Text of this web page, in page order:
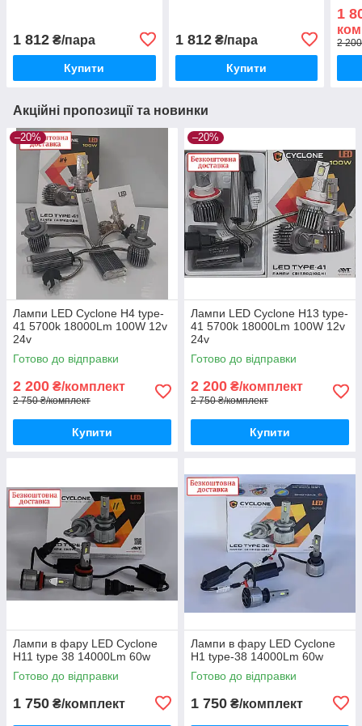
1 812 ₴/пара
Купити
1 812₴/пара
Купити
1
2
Акційні пропозиції та новинки
–20%
Лампи LED Cyclone H4 type-
41 5700k 18000Lm 100W 12v
24v
Готово до відправки
2 200 ₴/комплект
2 750 ₴/комплект
Купити
–20%
Лампи LED Cyclone H13 type-
41 5700k 18000Lm 100W 12v
24v
Готово до відправки
2 200 ₴/комплект
2 750 ₴/комплект
Купити
Лампи в фару LED Cyclone
H11 type 38 14000Lm 60w
Готово до відправки
1 750 ₴/комплект
Лампи в фару LED Cyclone
H1 type-38 14000Lm 60w
Готово до відправки
1 750 ₴/комплект